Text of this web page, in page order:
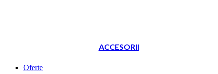
ACCESORII
Oferte